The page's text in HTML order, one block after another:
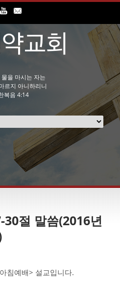
을 마시는 자는
르지 아니하리니
복음 4:14
절 말씀(2016년
침예배> 설교입니다.